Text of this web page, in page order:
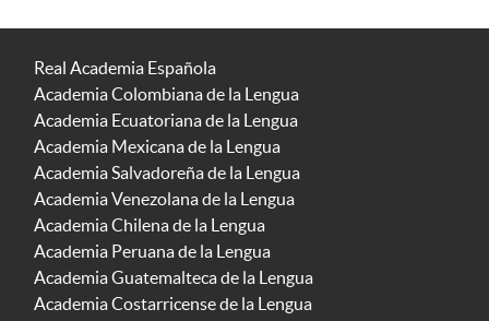
Real Academia Española
Academia Colombiana de la Lengua
Academia Ecuatoriana de la Lengua
Academia Mexicana de la Lengua
Academia Salvadoreña de la Lengua
Academia Venezolana de la Lengua
Academia Chilena de la Lengua
Academia Peruana de la Lengua
Academia Guatemalteca de la Lengua
Academia Costarricense de la Lengua